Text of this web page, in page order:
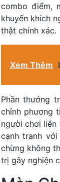
combo điểm,
khuyến khích
thật chính xác.
Xem Thêm
Phần thưởng
chỉnh phương
người chơi liên
cạnh tranh
chừng không
trị gây nghiện